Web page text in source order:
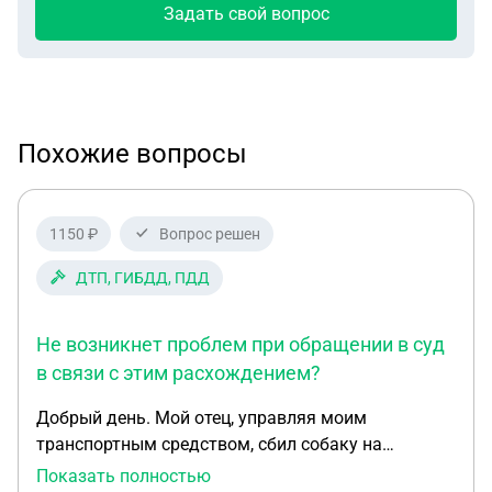
Задать свой вопрос
Похожие вопросы
1150 ₽ Вопрос решен
ДТП, ГИБДД, ПДД
Не возникнет проблем при обращении в суд
в связи с этим расхождением?
Добрый день. Мой отец, управляя моим
транспортным средством, сбил собаку на
проезжей части. Он ехал с разрешенной
Показать полностью